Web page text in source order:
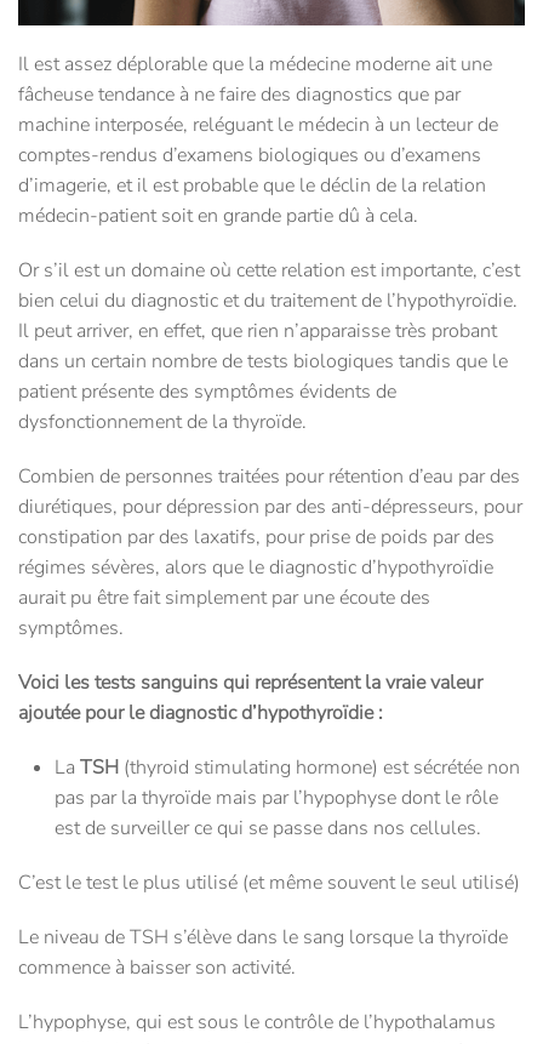
Il est assez déplorable que la médecine moderne ait une
fâcheuse tendance à ne faire des diagnostics que par
machine interposée, reléguant le médecin à un lecteur de
comptes-rendus d’examens biologiques ou d’examens
d’imagerie, et il est probable que le déclin de la relation
médecin-patient soit en grande partie dû à cela.
Or s’il est un domaine où cette relation est importante, c’est
bien celui du diagnostic et du traitement de l’hypothyroïdie.
Il peut arriver, en effet, que rien n’apparaisse très probant
dans un certain nombre de tests biologiques tandis que le
patient présente des symptômes évidents de
dysfonctionnement de la thyroïde.
Combien de personnes traitées pour rétention d’eau par des
diurétiques, pour dépression par des anti-dépresseurs, pour
constipation par des laxatifs, pour prise de poids par des
régimes sévères, alors que le diagnostic d’hypothyroïdie
aurait pu être fait simplement par une écoute des
symptômes.
Voici les tests sanguins qui représentent la vraie valeur
ajoutée pour le diagnostic d’hypothyroïdie :
La TSH (thyroid stimulating hormone) est sécrétée non
pas par la thyroïde mais par l’hypophyse dont le rôle
est de surveiller ce qui se passe dans nos cellules.
C’est le test le plus utilisé (et même souvent le seul utilisé)
Le niveau de TSH s’élève dans le sang lorsque la thyroïde
commence à baisser son activité.
L’hypophyse, qui est sous le contrôle de l’hypothalamus